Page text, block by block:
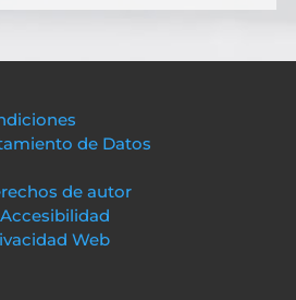
de Datos
de autor
Web